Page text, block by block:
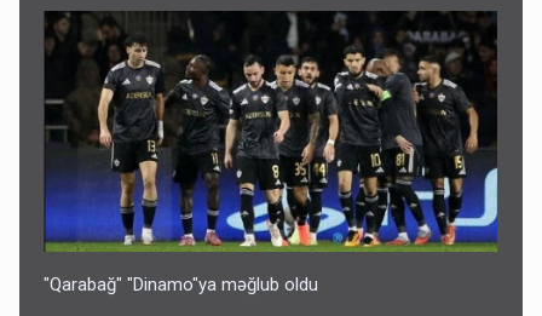
Bu ölkələrə şəxsiyyət vəsiqəsi ilə gedə biləcəksiniz -
SİYAHI
6 Avqust 10:53
"Qarabağ" "Dinamo"ya məğlub oldu